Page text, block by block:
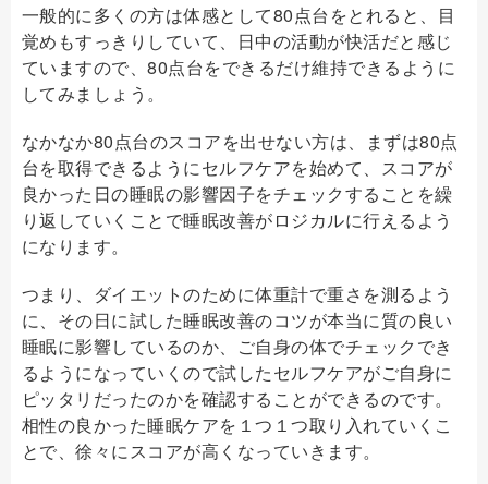
一般的に多くの方は体感として80点台をとれると、目
覚めもすっきりしていて、日中の活動が快活だと感じ
ていますので、80点台をできるだけ維持できるように
してみましょう。
なかなか80点台のスコアを出せない方は、まずは80点
台を取得できるようにセルフケアを始めて、スコアが
良かった日の睡眠の影響因子をチェックすることを繰
り返していくことで睡眠改善がロジカルに行えるよう
になります。
つまり、ダイエットのために体重計で重さを測るよう
に、その日に試した睡眠改善のコツが本当に質の良い
睡眠に影響しているのか、ご自身の体でチェックでき
るようになっていくので試したセルフケアがご自身に
ピッタリだったのかを確認することができるのです。
相性の良かった睡眠ケアを１つ１つ取り入れていくこ
とで、徐々にスコアが高くなっていきます。